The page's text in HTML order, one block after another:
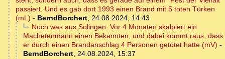
passiert. Und es gab dort 1993 einen Brand mit 5 toten Türken
(mL) - BerndBorchert, 24.08.2024, 14:43
Noch was aus Solingen: Vor 4 Monaten skalpiert ein
Machetenmann einen Bekannten, und dabei kommt raus, dass
er durch einen Brandanschlag 4 Personen getötet hatte (mV) -
BerndBorchert, 24.08.2024, 15:37